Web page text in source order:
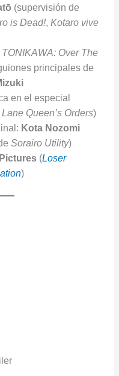
(supervisión de
is Dead!, Kotaro vive
TONIKAWA: Over The
principales de
en el especial
Queen’s Orders)
Kota Nozomi
Sorairo Utility)
(Loser
)